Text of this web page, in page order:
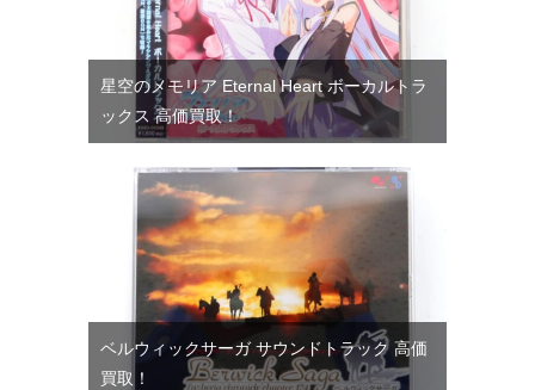
星空のメモリア Eternal Heart ボーカルトラ
ックス 高価買取！
ベルウィックサーガ サウンドトラック 高価
買取！